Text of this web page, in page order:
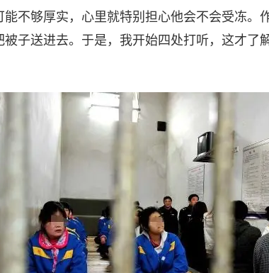
不够厚实，心里就特别担心他会不会受冻。
子送进去。于是，我开始四处打听，这才了